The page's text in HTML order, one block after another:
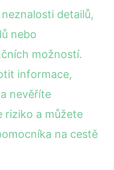
detailů,
nebo
možností.
informace,
nevěříte
riziko a můžete
na cestě